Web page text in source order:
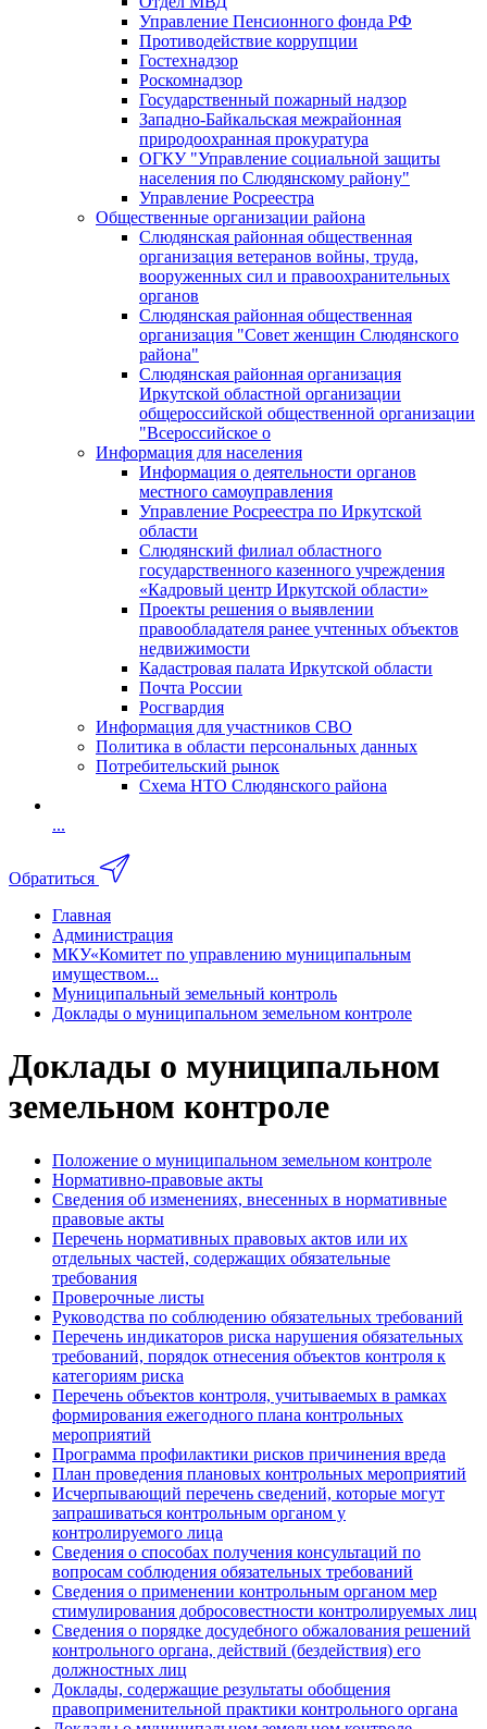
Управление Пенсионного фонда РФ
Противодействие коррупции
Гостехнадзор
Роскомнадзор
Государственный пожарный надзор
Западно-Байкальская межрайонная
природоохранная прокуратура
ОГКУ "Управление социальной защиты
населения по Слюдянскому району"
Управление Росреестра
Общественные организации района
Слюдянская районная общественная
организация ветеранов войны, труда,
вооруженных сил и правоохранительных
органов
Слюдянская районная общественная
организация "Совет женщин Слюдянского
района"
Слюдянская районная организация
Иркутской областной организации
общероссийской общественной организации
"Всероссийское о
Информация для населения
Информация о деятельности органов
местного самоуправления
Управление Росреестра по Иркутской
области
Слюдянский филиал областного
государственного казенного учреждения
«Кадровый центр Иркутской области»
Проекты решения о выявлении
правообладателя ранее учтенных объектов
недвижимости
Кадастровая палата Иркутской области
Почта России
Росгвардия
Информация для участников СВО
Политика в области персональных данных
Потребительский рынок
Схема НТО Слюдянского района
...
Обратиться
Главная
Администрация
МКУ«Комитет по управлению муниципальным
имуществом...
Муниципальный земельный контроль
Доклады о муниципальном земельном контроле
Доклады о муниципальном
земельном контроле
Положение о муниципальном земельном контроле
Нормативно-правовые акты
Сведения об изменениях, внесенных в нормативные
правовые акты
Перечень нормативных правовых актов или их
отдельных частей, содержащих обязательные
требования
Проверочные листы
Руководства по соблюдению обязательных требований
Перечень индикаторов риска нарушения обязательных
требований, порядок отнесения объектов контроля к
категориям риска
Перечень объектов контроля, учитываемых в рамках
формирования ежегодного плана контрольных
мероприятий
Программа профилактики рисков причинения вреда
План проведения плановых контрольных мероприятий
Исчерпывающий перечень сведений, которые могут
запрашиваться контрольным органом у
контролируемого лица
Сведения о способах получения консультаций по
вопросам соблюдения обязательных требований
Сведения о применении контрольным органом мер
стимулирования добросовестности контролируемых лиц
Сведения о порядке досудебного обжалования решений
контрольного органа, действий (бездействия) его
должностных лиц
Доклады, содержащие результаты обобщения
правоприменительной практики контрольного органа